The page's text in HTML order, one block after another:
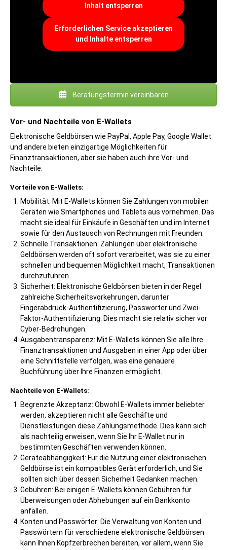
Inhalt entsperren
Erforderlichen Service akzeptieren
und Inhalte entsperren
Beratungstermin vereinbaren
Vor- und Nachteile von E-Wallets
Elektronische Geldbörsen wie PayPal, Apple Pay, Google Wallet
und andere bieten einzigartige Möglichkeiten für
Finanztransaktionen, aber sie haben auch ihre Vor- und
Nachteile.
Vorteile von E-Wallets:
Mobilität: Mit E-Wallets können Sie Zahlungen von mobilen
Geräten wie Smartphones und Tablets aus vornehmen. Das
macht sie ideal für Einkäufe in Geschäften und im Internet
sowie für den Austausch von Rechnungen mit Freunden.
Schnelle Transaktionen: Zahlungen über elektronische
Geldbörsen werden oft sofort verarbeitet, was sie zu einer
schnellen und bequemen Möglichkeit macht, Transaktionen
durchzuführen.
Sicherheit: Elektronische Geldbörsen bieten in der Regel
zahlreiche Sicherheitsvorkehrungen, darunter
Fingerabdruck-Authentifizierung, Passwörter und Zwei-
Faktor-Authentifizierung. Dies macht sie relativ sicher vor
Cyber-Bedrohungen.
Ausgabentransparenz: Mit E-Wallets können Sie alle Ihre
Finanztransaktionen und Ausgaben in einer App oder über
eine Schnittstelle verfolgen, was eine genauere
Buchführung über Ihre Finanzen ermöglicht.
Nachteile von E-Wallets:
Begrenzte Akzeptanz: Obwohl E-Wallets immer beliebter
werden, akzeptieren nicht alle Geschäfte und
Dienstleistungen diese Zahlungsmethode. Dies kann sich
als nachteilig erweisen, wenn Sie Ihr E-Wallet nur in
bestimmten Geschäften verwenden können.
Geräteabhängigkeit: Für die Nutzung einer elektronischen
Geldbörse ist ein kompatibles Gerät erforderlich, und Sie
sollten sich über dessen Sicherheit Gedanken machen.
Gebühren: Bei einigen E-Wallets können Gebühren für
Überweisungen oder Abhebungen auf ein Bankkonto
anfallen.
Konten und Passwörter: Die Verwaltung von Konten und
Passwörtern für verschiedene elektronische Geldbörsen
kann Ihnen Kopfzerbrechen bereiten, vor allem, wenn Sie